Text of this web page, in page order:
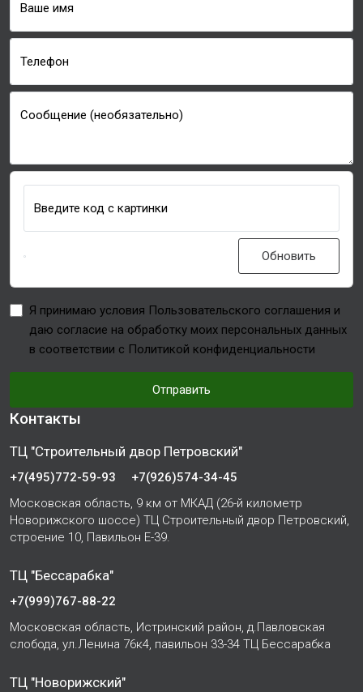
Ваше имя
Телефон
Сообщение (необязательно)
Введите код с картинки
Обновить
Я принимаю условия Пользовательского соглашения и
даю согласие на обработку моих персональных данных
в соответствии с Политикой конфиденциальности
Отправить
Контакты
ТЦ "Строительный двор Петровский"
+7(495)772-59-93
+7(926)574-34-45
Московская область, 9 км от МКАД (26-й километр
Новорижского шоссе) ТЦ Строительный двор Петровский,
строение 10, Павильон Е-39.
ТЦ "Бессарабка"
+7(999)767-88-22
Московская область, Истринский район, д.Павловская
слобода, ул.Ленина 76к4, павильон 33-34 ТЦ Бессарабка
ТЦ "Новорижский"